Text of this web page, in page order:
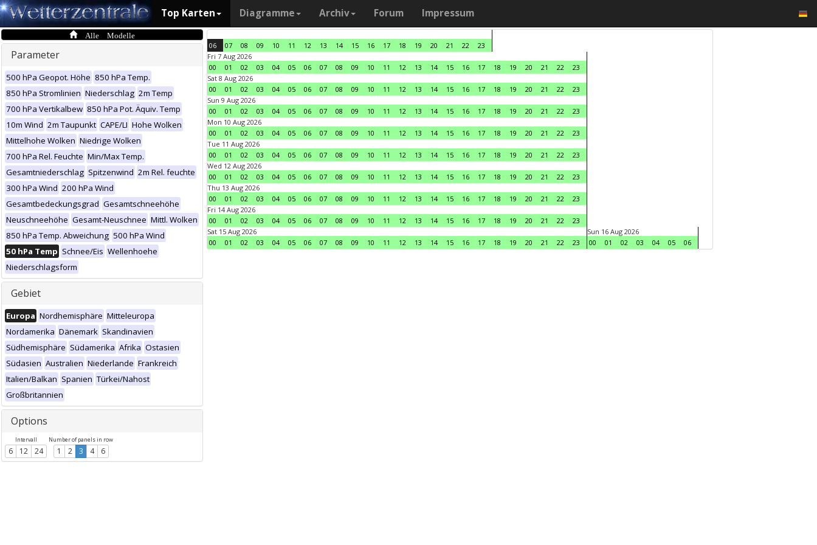
Top Karten Diagramme Archiv Forum Impressum
Alle Modelle
Parameter
500 hPa Geopot. Höhe 850 hPa Temp.
850 hPa Stromlinien Niederschlag 2m Temp
700 hPa Vertikalbew 850 hPa Pot. Äquiv. Temp
10m Wind 2m Taupunkt CAPE/LI Hohe Wolken
Mittelhohe Wolken Niedrige Wolken
700 hPa Rel. Feuchte Min/Max Temp.
Gesamtniederschlag Spitzenwind 2m Rel. feuchte
300 hPa Wind 200 hPa Wind
Gesamtbedeckungsgrad Gesamtschneehöhe
Neuschneehöhe Gesamt-Neuschnee Mittl. Wolken
850 hPa Temp. Abweichung 500 hPa Wind
50 hPa Temp Schnee/Eis Wellenhoehe
Niederschlagsform
Gebiet
Europa Nordhemisphäre Mitteleuropa
Nordamerika Dänemark Skandinavien
Südhemisphäre Südamerika Afrika Ostasien
Südasien Australien Niederlande Frankreich
Italien/Balkan Spanien Türkei/Nahost
Großbritannien
Options
Intervall
6 12 24
Number of panels in row
1 2 3 4 6
06 07 08 09 10 11 12 13 14 15 16 17 18 19 20 21 22
23
Fri 7 Aug 2026
00
01 02 03 04 05 06 07 08 09 10 11 12 13 14 15 16 17 18 19 20 21 22
23
Sat 8 Aug 2026
00
01 02 03 04 05 06 07 08 09 10 11 12 13 14 15 16 17 18 19 20 21 22
23
Sun 9 Aug 2026
00
01 02 03 04 05 06 07 08 09 10 11 12 13 14 15 16 17 18 19 20 21 22
23
Mon 10 Aug 2026
00
01 02 03 04 05 06 07 08 09 10 11 12 13 14 15 16 17 18 19 20 21 22
23
Tue 11 Aug 2026
00
01 02 03 04 05 06 07 08 09 10 11 12 13 14 15 16 17 18 19 20 21 22
23
Wed 12 Aug 2026
00
01 02 03 04 05 06 07 08 09 10 11 12 13 14 15 16 17 18 19 20 21 22
23
Thu 13 Aug 2026
00
01 02 03 04 05 06 07 08 09 10 11 12 13 14 15 16 17 18 19 20 21 22
23
Fri 14 Aug 2026
00
01 02 03 04 05 06 07 08 09 10 11 12 13 14 15 16 17 18 19 20 21 22
23
Sat 15 Aug 2026
00
01 02 03 04 05 06 07 08 09 10 11 12 13 14 15 16 17 18 19 20 21 22 23
Sun 16 Aug 2026
00
01 02 03 04 05 06